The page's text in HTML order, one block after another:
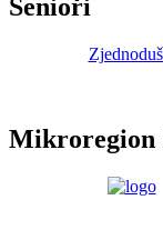
Senioři
Mikroregion